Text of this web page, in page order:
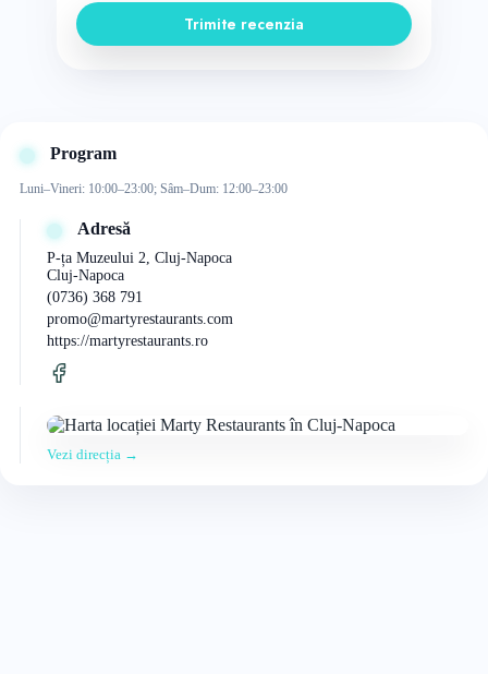
Trimite recenzia
Program
Luni–Vineri: 10:00–23:00; Sâm–Dum: 12:00–23:00
Adresă
P-ța Muzeului 2, Cluj-Napoca
Cluj-Napoca
(0736) 368 791
promo@martyrestaurants.com
https://martyrestaurants.ro
Vezi direcția →